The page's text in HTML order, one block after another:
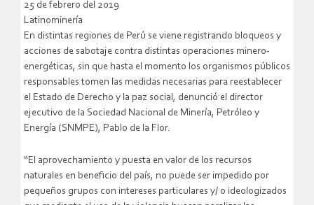
25 de febrero del 2019
Latinominería
En distintas regiones de Perú se viene registrando bloqueos y
acciones de sabotaje contra distintas operaciones minero-
energéticas, sin que hasta el momento los organismos públicos
responsables tomen las medidas necesarias para reestablecer
el Estado de Derecho y la paz social, denunció el director
ejecutivo de la Sociedad Nacional de Minería, Petróleo y
Energía (SNMPE), Pablo de la Flor.
“El aprovechamiento y puesta en valor de los recursos
naturales en beneficio del país, no puede ser impedido por
pequeños grupos con intereses particulares y/ o ideologizados